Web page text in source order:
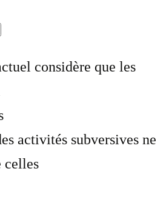
considère que les
activités subversives ne
celles